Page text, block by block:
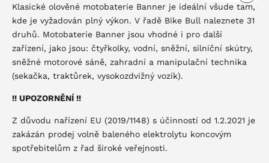
Klasické olověné motobaterie Banner je ideální všude tam,
kde je vyžadován plný výkon. V řadě Bike Bull naleznete 31
druhů. Motobaterie Banner jsou vhodné i pro další
zařízení, jako jsou: čtyřkolky, vodní, sněžní, silniční skútry,
sněžné motorové sáně, zahradní a manipulační technika
(sekačka, traktůrek, vysokozdvižný vozík).
!! UPOZORNĚNÍ !!
Z důvodu nařízení EU (2019/1148) s účinností od 1.2.2021 je
zakázán prodej volně baleného elektrolytu koncovým
spotřebitelům z řad široké veřejnosti.